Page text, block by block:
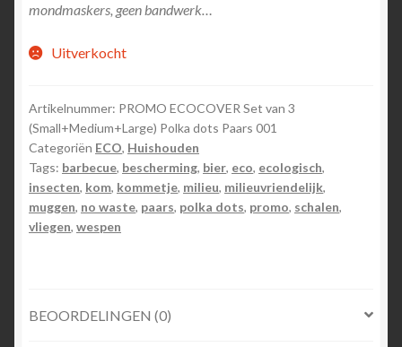
mondmaskers, geen bandwerk…
Uitverkocht
Artikelnummer: PROMO ECOCOVER Set van 3
(Small+Medium+Large) Polka dots Paars 001
Categoriën ECO, Huishouden
Tags: barbecue, bescherming, bier, eco, ecologisch,
insecten, kom, kommetje, milieu, milieuvriendelijk,
muggen, no waste, paars, polka dots, promo, schalen,
vliegen, wespen
BEOORDELINGEN (0)